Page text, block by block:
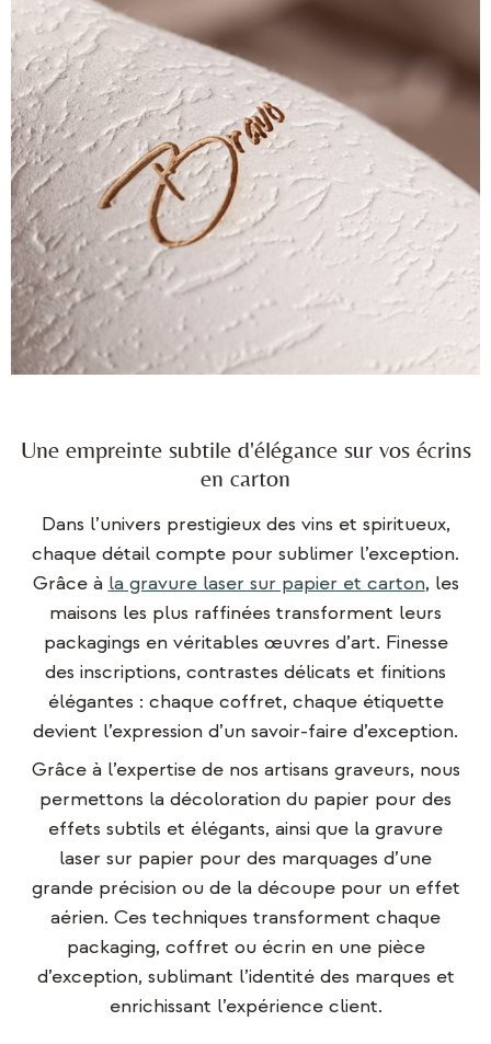
Une empreinte subtile d'élégance sur vos écrins
en carton
Dans l’univers prestigieux des vins et spiritueux,
chaque détail compte pour sublimer l’exception.
Grâce à la gravure laser sur papier et carton, les
maisons les plus raffinées transforment leurs
packagings en véritables œuvres d’art. Finesse
des inscriptions, contrastes délicats et finitions
élégantes : chaque coffret, chaque étiquette
devient l’expression d’un savoir-faire d’exception.
Grâce à l’expertise de nos artisans graveurs, nous
permettons la décoloration du papier pour des
effets subtils et élégants, ainsi que la gravure
laser sur papier pour des marquages d’une
grande précision ou de la découpe pour un effet
aérien. Ces techniques transforment chaque
packaging, coffret ou écrin en une pièce
d’exception, sublimant l’identité des marques et
enrichissant l’expérience client.